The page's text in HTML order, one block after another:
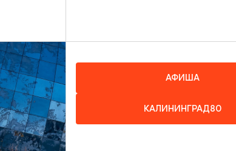
Тур «Впервые в
Калининграде»: 4 дня/3 ночи
10.08.26
ОТ3000₽
Калининград-прошлое и
настоящее + пивоварня
Понарт и Музей Марципана
12:00
АФИША
КАЛИНИНГРАД80